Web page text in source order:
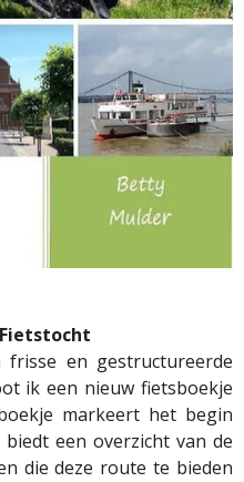
en gestructureerde
ik een nieuw fietsboekje
markeert het begin
een overzicht van de
die deze route te bieden